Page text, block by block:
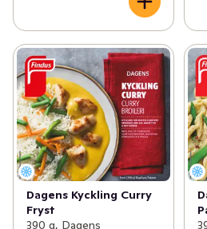
Dagens Kyckling Curry
Fryst
390 g, Dagens